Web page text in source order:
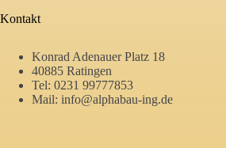
Kontakt
Konrad Adenauer Platz 18
40885 Ratingen
Tel: 0231 99777853
Mail: info@alphabau-ing.de